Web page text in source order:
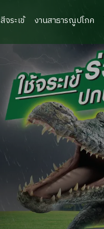
สีจระเข้ งานสาธารณูปโภค